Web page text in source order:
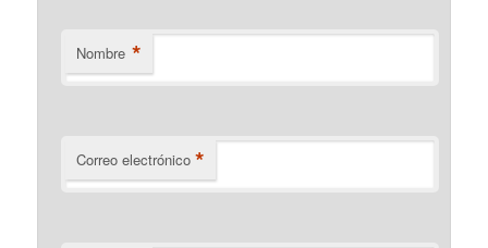
Nombre *
Correo electrónico *